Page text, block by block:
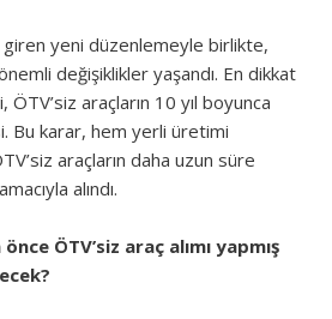
giren yeni düzenlemeyle birlikte,
değişiklikler yaşandı. En dikkat
araçların 10 yıl boyunca
Bu karar, hem yerli üretimi
araçların daha uzun süre
alındı.
ÖTV’siz araç alımı yapmış